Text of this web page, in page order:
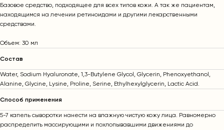
Базовое средство, подходящее для всех типов кожи. А так же пациентам,
находящимся на лечении ретиноидами и другими лекарственными
средствами.
Объем: 30 мл
Cостав
Water, Sodium Hyaluronate, 1,3-Butylene Glycol, Glycerin, Phenoxyethanol,
Alanine, Glycine, Lysine, Proline, Serine, Ethylhexylglycerin, Lactic Acid.
Способ применения
5-7 капель сыворотки нанести на влажную чистую кожу лица. Равномерно
распределить массирующими и похлопывавшими движениями до